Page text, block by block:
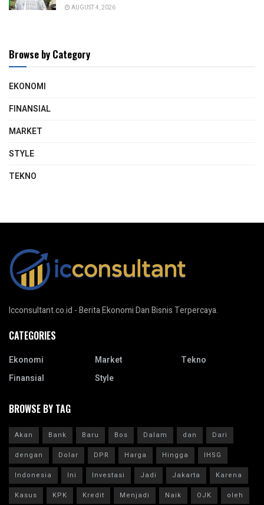
AUGUST 4, 2026
Browse by Category
EKONOMI
FINANSIAL
MARKET
STYLE
TEKNO
Icconsultant.co.id - Berita Ekonomi Dan Bisnis Terpercaya.
CATEGORIES
Ekonomi
Finansial
Market
Style
Tekno
BROWSE BY TAG
Akan Bank Baru Bos Dalam dan
Dari
dengan
Dolar DPR Harga Hingga
IHSG
Indonesia
Ini Investasi Jadi Jakarta
Karena
Kasus
KPK Kredit Menjadi Naik OJK oleh